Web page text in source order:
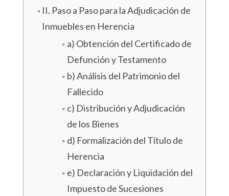
II. Paso a Paso para la Adjudicación de
Inmuebles en Herencia
a) Obtención del Certificado de
Defunción y Testamento
b) Análisis del Patrimonio del
Fallecido
c) Distribución y Adjudicación
de los Bienes
d) Formalización del Título de
Herencia
e) Declaración y Liquidación del
Impuesto de Sucesiones